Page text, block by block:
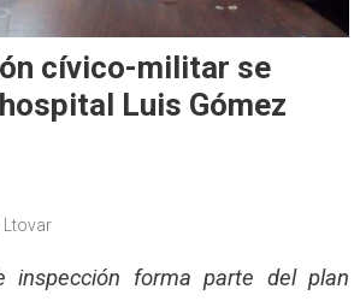
cívico-militar se
Luis Gómez
Ltovar
inspección forma parte del plan